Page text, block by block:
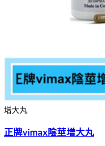
增大丸
正牌vimax陰莖增大丸